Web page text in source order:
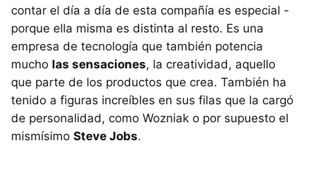
contar el día a día de esta compañía es especial -
porque ella misma es distinta al resto. Es una
empresa de tecnología que también potencia
mucho las sensaciones, la creatividad, aquello
que parte de los productos que crea. También ha
tenido a figuras increíbles en sus filas que la cargó
de personalidad, como Wozniak o por supuesto el
mismísimo Steve Jobs.